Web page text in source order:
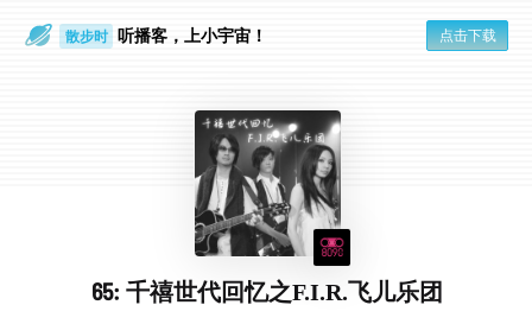
散步时 听播客，上小宇宙！ 点击下载
65: 千禧世代回忆之F.I.R.飞儿乐团